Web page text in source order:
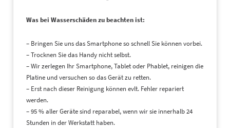
Was bei Wasserschäden zu beachten ist:
– Bringen Sie uns das Smartphone so schnell Sie können vorbei.
– Trocknen Sie das Handy nicht selbst.
– Wir zerlegen Ihr Smartphone, Tablet oder Phablet, reinigen die
Platine und versuchen so das Gerät zu retten.
– Erst nach dieser Reinigung können evlt. Fehler repariert
werden.
– 95 % aller Geräte sind reparabel, wenn wir sie innerhalb 24
Stunden in der Werkstatt haben.